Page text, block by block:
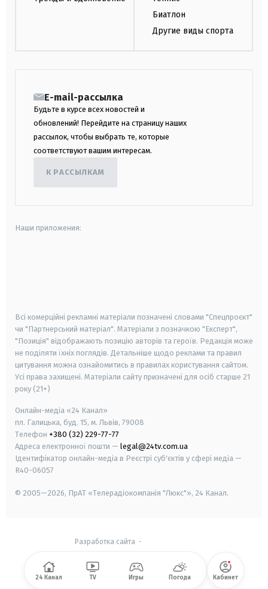
Биатлон
Другие виды спорта
E-mail-рассылка
Будьте в курсе всех новостей и
обновлений! Перейдите на страницу наших
рассылок, чтобы выбрать те, которые
соответствуют вашим интересам.
К РАССЫЛКАМ
Наши приложения:
Всі комерційні рекламні матеріали позначені словами "Спецпроєкт"
чи "Партнерський матеріал". Матеріали з позначкою "Експерт",
"Позиція" відображають позицію авторів та героїв. Редакція може
не поділяти їхніх поглядів. Детальніше щодо реклами та правил
цитування можна ознайомитись в правилах користування сайтом.
Усі права захищені. Матеріали сайту призначені для осіб старше 21
року (21+)
Онлайн-медіа «24 Канал»
пл. Галицька, буд. 15, м. Львів, 79008
Телефон +380 (32) 229-77-77
Адреса електронної пошти — legal@24tv.com.ua
Ідентифікатор онлайн-медіа в Реєстрі суб'єктів у сфері медіа —
R40-06057
© 2005—2026, ПрАТ «Телерадіокомпанія "Люкс"», 24 Канал.
Разработка сайта -
24 Канал TV Игры Погода Кабинет